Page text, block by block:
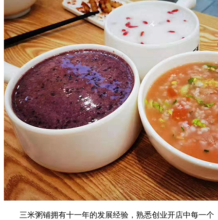
三米粥铺拥有十一年的发展经验，熟悉创业开店中每一个